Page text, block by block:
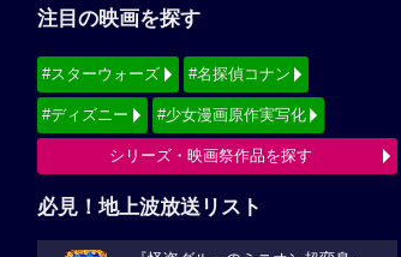
注目の映画を探す
#スターウォーズ #名探偵コナン
#ディズニー #少女漫画原作実写化
シリーズ・映画祭作品を探す
必見！地上波放送リスト